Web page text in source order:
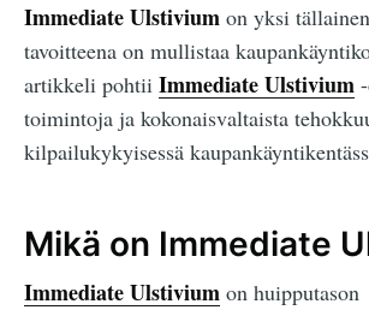
Immediate Ulstivium on yksi
tavoitteena on mullistaa
artikkeli pohtii Immediate Ulstivium
toimintoja ja kokonaisvaltaista
kilpailukykyisessä
Mikä on Immediate
Immediate Ulstivium on huipputason